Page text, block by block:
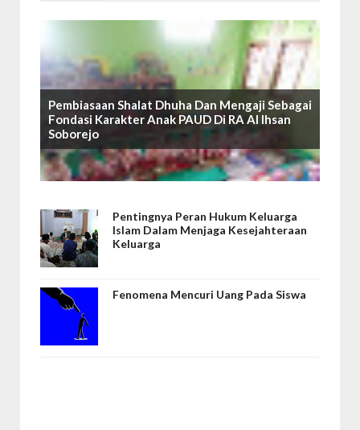
Pembiasaan Shalat Dhuha Dan Mengaji Sebagai
Fondasi Karakter Anak PAUD Di RA Al Ihsan
Soborejo
Pentingnya Peran Hukum Keluarga
Islam Dalam Menjaga Kesejahteraan
Keluarga
Fenomena Mencuri Uang Pada Siswa